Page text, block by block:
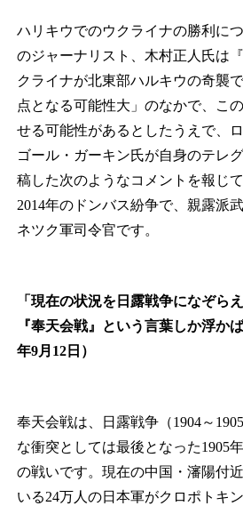
ハリキウでのウクライナの勝利に
のジャーナリスト、木村正人氏は
クライナが北東部ハルキウの奇襲
点となる可能性大」のなかで、こ
せる可能性があるとしたうえで、
ゴール・ガーキン氏が自身のテレ
稿した次のようなコメントを報じ
2014年のドンバス紛争で、親露派
ネツク軍司令官です。
「現在の状況を日露戦争になぞら
『奉天会戦』という言葉しか浮か
年9月12日）
奉天会戦は、日露戦争（1904～
な衝突としては最後となった1905
の戦いです。現在の中国・瀋陽付
いる24万人の日本軍がクロポトキ